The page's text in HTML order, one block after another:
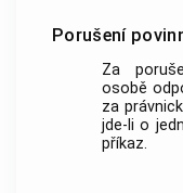
Porušení
Za
osobě
za
jde-li o
příkaz.